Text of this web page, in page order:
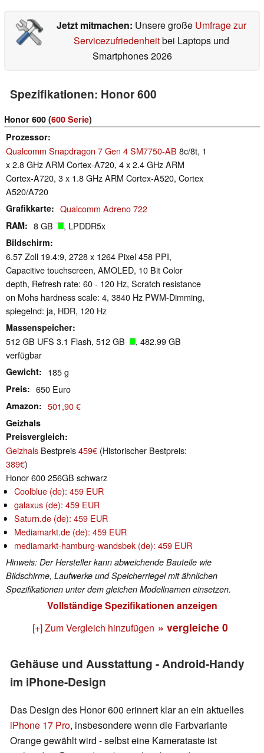
Jetzt mitmachen: Unsere große Umfrage zur
Servicezufriedenheitbei Laptops und
Smartphones 2026
Spezifikationen: Honor 600
Honor 600 (600 Serie)
Prozessor
Qualcomm Snapdragon 7 Gen 4 SM7750-AB 8c/8t, 1
x 2.8 GHz ARM Cortex-A720, 4 x 2.4 GHz ARM
Cortex-A720, 3 x 1.8 GHz ARM Cortex-A520, Cortex
A520/A720
Grafikkarte Qualcomm Adreno 722
RAM 8 GB , LPDDR5x
Bildschirm
6.57 Zoll 19.4:9, 2728 x 1264 Pixel 458 PPI,
Capacitive touchscreen, AMOLED, 10 Bit Color
depth, Refresh rate: 60 - 120 Hz, Scratch resistance
on Mohs hardness scale: 4, 3840 Hz PWM-Dimming,
spiegelnd: ja, HDR, 120 Hz
Massenspeicher
512 GB UFS 3.1 Flash, 512 GB
, 482.99 GB
verfügbar
Gewicht 185 g
Preis 650 Euro
Amazon 501,90 €
Geizhals
Preisvergleich
Geizhals Bestpreis459€ (Historischer Bestpreis:
389€)
Honor 600 256GB schwarz
Coolblue (de): 459 EUR
galaxus (de): 459 EUR
Saturn.de (de): 459 EUR
Mediamarkt.de (de): 459 EUR
mediamarkt-hamburg-wandsbek (de): 459 EUR
Hinweis: Der Hersteller kann abweichende Bauteile wie
Bildschirme, Laufwerke und Speicherriegel mit ähnlichen
Spezifikationen unter dem gleichen Modellnamen einsetzen.
Vollständige Spezifikationen anzeigen
[+] Zum Vergleich hinzufügen » vergleiche 0
Gehäuse und Ausstattung - Android-Handy
im iPhone-Design
Das Design des Honor 600 erinnert klar an ein aktuelles
iPhone 17 Pro, insbesondere wenn die Farbvariante
Orange gewählt wird - selbst eine Kamerataste ist